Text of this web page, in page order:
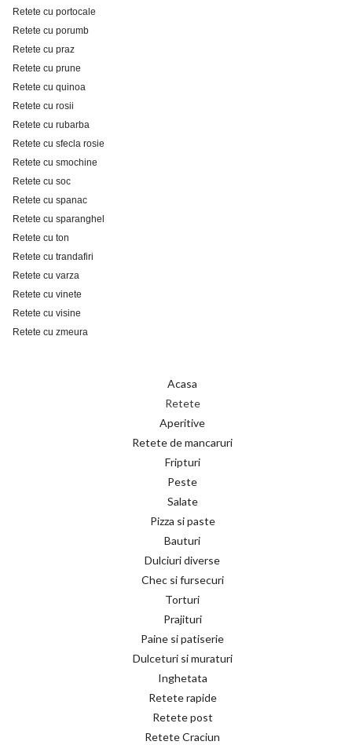
Retete cu portocale
Retete cu porumb
Retete cu praz
Retete cu prune
Retete cu quinoa
Retete cu rosii
Retete cu rubarba
Retete cu sfecla rosie
Retete cu smochine
Retete cu soc
Retete cu spanac
Retete cu sparanghel
Retete cu ton
Retete cu trandafiri
Retete cu varza
Retete cu vinete
Retete cu visine
Retete cu zmeura
Acasa
Retete
Aperitive
Retete de mancaruri
Fripturi
Peste
Salate
Pizza si paste
Bauturi
Dulciuri diverse
Chec si fursecuri
Torturi
Prajituri
Paine si patiserie
Dulceturi si muraturi
Inghetata
Retete rapide
Retete post
Retete Craciun